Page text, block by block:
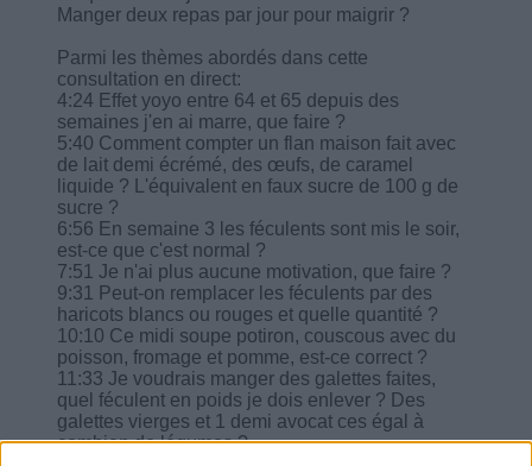
Manger deux repas par jour pour maigrir ?
Parmi les thèmes abordés dans cette
consultation en direct:
4:24 Effet yoyo entre 64 et 65 depuis des
semaines j'en ai marre, que faire ?
5:40 Comment compter un flan maison fait avec
de lait demi écrémé, des œufs, de caramel
liquide ? L'équivalent en faux sucre de 100 g de
sucre ?
6:56 En semaine 3 les féculents sont mis le soir,
est-ce que c'est normal ?
7:51 Je n'ai plus aucune motivation, que faire ?
9:31 Peut-on remplacer les féculents par des
haricots blancs ou rouges et quelle quantité ?
10:10 Ce midi soupe potiron, couscous avec du
poisson, fromage et pomme, est-ce correct ?
11:33 Je voudrais manger des galettes faites,
quel féculent en poids je dois enlever ? Des
galettes vierges et 1 demi avocat ces égal à
combien de légumes ?